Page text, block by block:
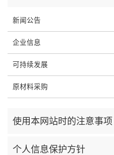
新闻公告
企业信息
可持续发展
原材料采购
使用本网站时的注意事项
个人信息保护方针